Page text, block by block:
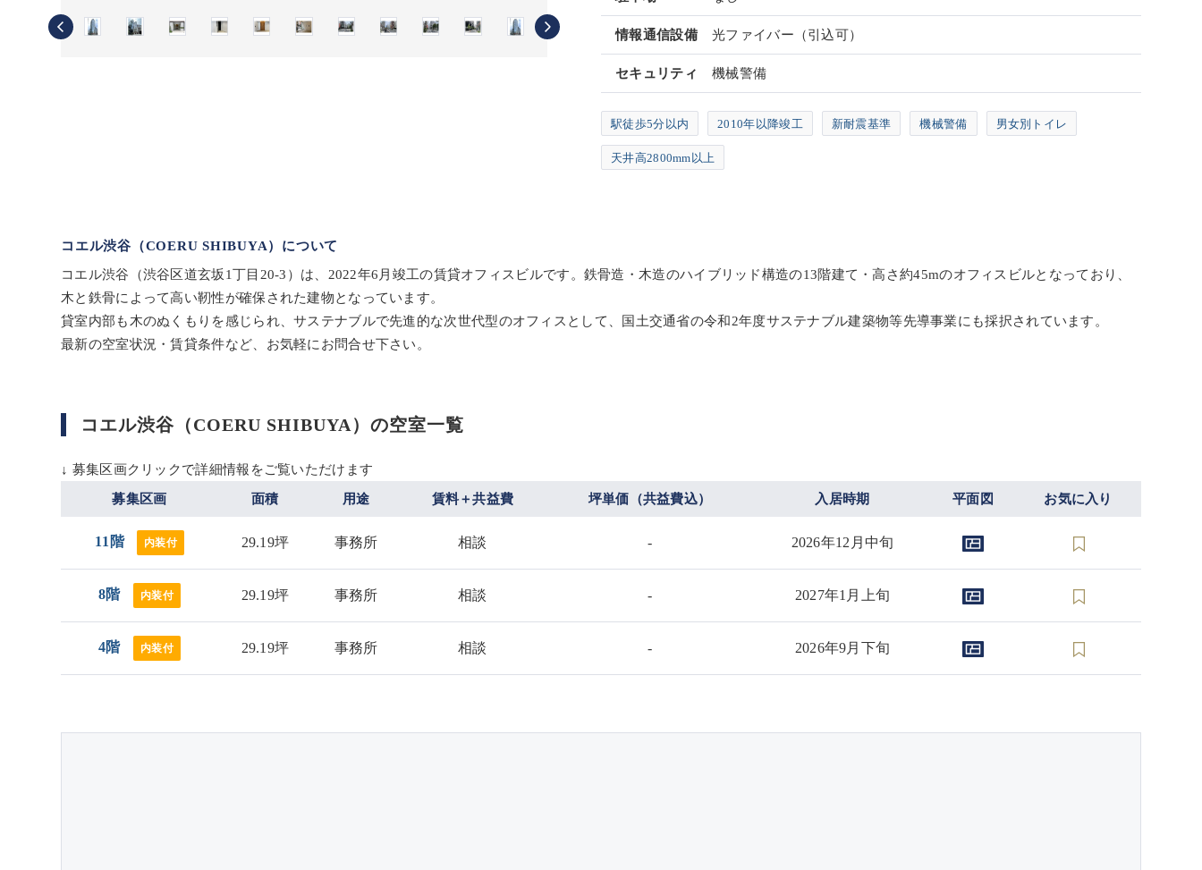
情報通信設備 光ファイバー（引込可）
セキュリティ 機械警備
駅徒歩5分以内 2010年以降竣工 新耐震基準 機械警備 男女別トイレ
天井高2800mm以上
コエル渋谷（COERU SHIBUYA）について
コエル渋谷（渋谷区道玄坂1丁目20-3）は、2022年6月竣工の賃貸オフィスビルです。鉄骨造・木造のハイブリッド構造の13階建て・高さ約45mのオフィスビルとなっており、
木と鉄骨によって高い靭性が確保された建物となっています。
貸室内部も木のぬくもりを感じられ、サステナブルで先進的な次世代型のオフィスとして、国土交通省の令和2年度サステナブル建築物等先導事業にも採択されています。
最新の空室状況・賃貸条件など、お気軽にお問合せ下さい。
コエル渋谷（COERU SHIBUYA）の空室一覧
↓ 募集区画クリックで詳細情報をご覧いただけます
募集区画 面積 用途 賃料＋共益費 坪単価（共益費込） 入居時期 平面図 お気に入り
11階 内装付 29.19坪 事務所 相談 - 2026年12月中旬
8階 内装付 29.19坪 事務所 相談 - 2027年1月上旬
4階 内装付 29.19坪 事務所 相談 - 2026年9月下旬